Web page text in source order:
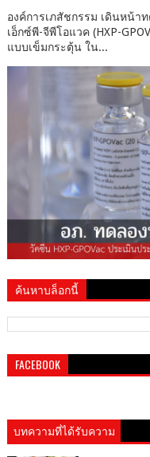
องค์การเภสัชกรรม เดินหน้า
เอ็กซ์พี-จีพีโอแวค (HXP-
แบบเข็มกระตุ้น ใน...
ค้นหาบล็อกนี้
FACEBOOK
บทความที่ได้รับความ
นิยม